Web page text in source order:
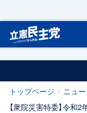
トップページ
ニュ
【衆院災害特委】令和